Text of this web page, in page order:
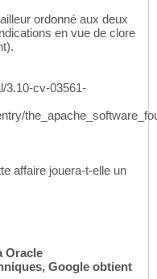
ordonné aux deux
en vue de clore
3.10-cv-03561-
affaire jouera-t-elle un
Oracle
Google obtient